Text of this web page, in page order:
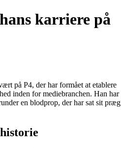
karriere på
på P4, der har formået at etablere
inden for mediebranchen. Han har
en blodprop, der har sat sit præg